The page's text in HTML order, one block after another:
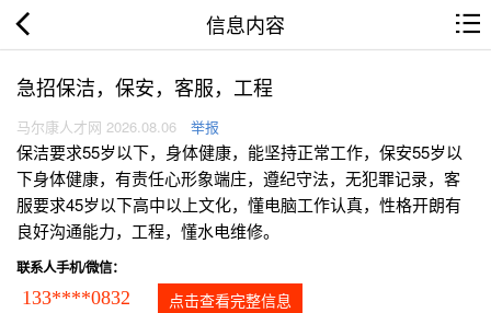
信息内容
急招保洁，保安，客服，工程
马尔康人才网 2026.08.06 举报
保洁要求55岁以下，身体健康，能坚持正常工作，保安55岁以
下身体健康，有责任心形象端庄，遵纪守法，无犯罪记录，客
服要求45岁以下高中以上文化，懂电脑工作认真，性格开朗有
良好沟通能力，工程，懂水电维修。
联系人手机/微信：
133****0832 点击查看完整信息